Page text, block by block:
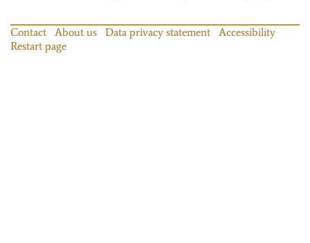
Contact About us Data privacy statement
Accessibility
Restart page